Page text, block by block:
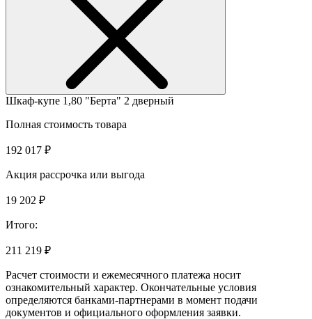
Шкаф-купе 1,80 "Берта" 2 дверный
Полная стоимость товара
192 017 ₽
Акция рассрочка или выгода
19 202 ₽
Итого:
211 219 ₽
Расчет стоимости и ежемесячного платежа носит
ознакомительный характер. Окончательные условия
определяются банками-партнерами в момент подачи
документов и официального оформления заявки.